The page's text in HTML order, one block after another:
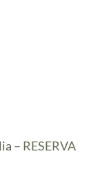
– RESERVA